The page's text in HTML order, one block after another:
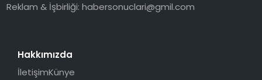
Reklam & İşbirliği:habersonuclari@gmil.com
Hakkımızda
İletişimKünye